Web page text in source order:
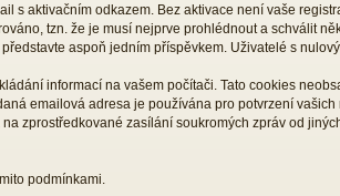
s aktivačním odkazem. Bez aktivace není vaše
tzn. že je musí nejprve prohlédnout a schválit
aspoň jedním příspěvkem. Uživatelé s
informací na vašem počítači. Tato cookies
emailová adresa je používána pro potvrzení
zprostředkované zasílání soukromých zpráv od
podmínkami.